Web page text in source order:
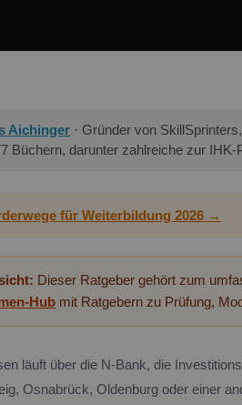
Aichinger · Gründer von
Büchern, darunter zahlreiche zur
für Weiterbildung 2026 →
Dieser Ratgeber gehört zum
Hub mit Ratgebern zu Prüfung,
läuft über die N-Bank, die
Osnabrück, Oldenburg oder einer